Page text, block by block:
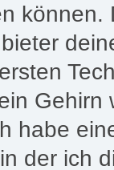
können.
Gehirn
habe
der ich